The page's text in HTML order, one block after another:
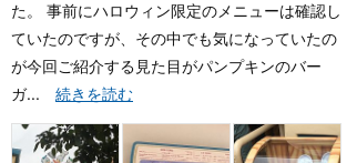
た。 事前にハロウィン限定のメニューは確認し
ていたのですが、その中でも気になっていたの
が今回ご紹介する見た目がパンプキンのバー
ガ... 続きを読む